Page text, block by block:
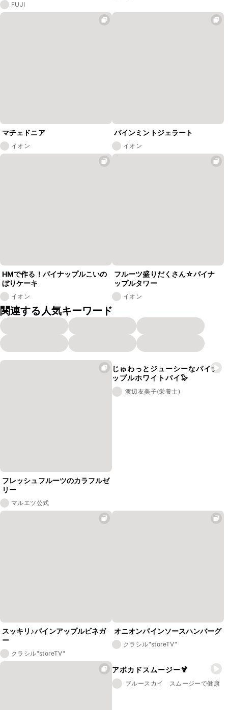
FUJI
マチェドニア
イオン
パインミントジェラート
イオン
HMで作る！パイナップルこいの
ぼりケーキ
イオン
フルーツ盛りだくさん☆パイナ
ップルタワー
イオン
関連する人気キーワード
フレッシュフルーツのカラフルゼ
リー
マルエツ公式
じゅわっとジューシーなパイナ
ップルホワイトパイ🦭
渡辺友美子(栄養士)
スッキリ♪パインアップルビネガ
ー
クラシル"storeTV"
オニオンパインソースハンバーグ
クラシル"storeTV"
アボカドスムージー🍹
ブルースカイ スムージーで健康